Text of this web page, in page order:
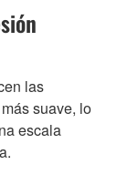
las
suave, lo
escala